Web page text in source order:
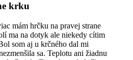
krku
mám hrčku na pravej strane
ma na dotyk ale niekedy cítim
som aj u krčného dal mi
sa. Teplotu ani žiadnu